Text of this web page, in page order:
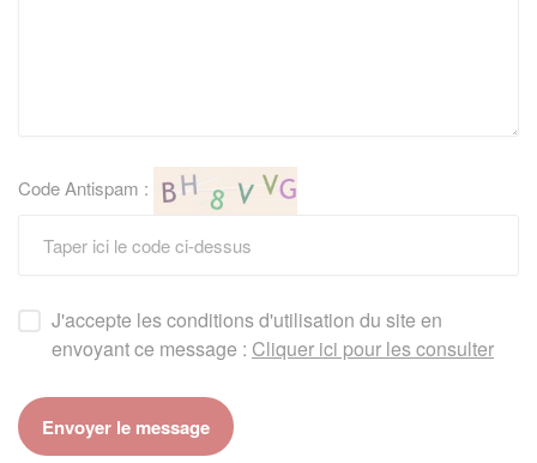
Code Antispam :
J'accepte les conditions d'utilisation du site en
envoyant ce message : Cliquer ici pour les consulter